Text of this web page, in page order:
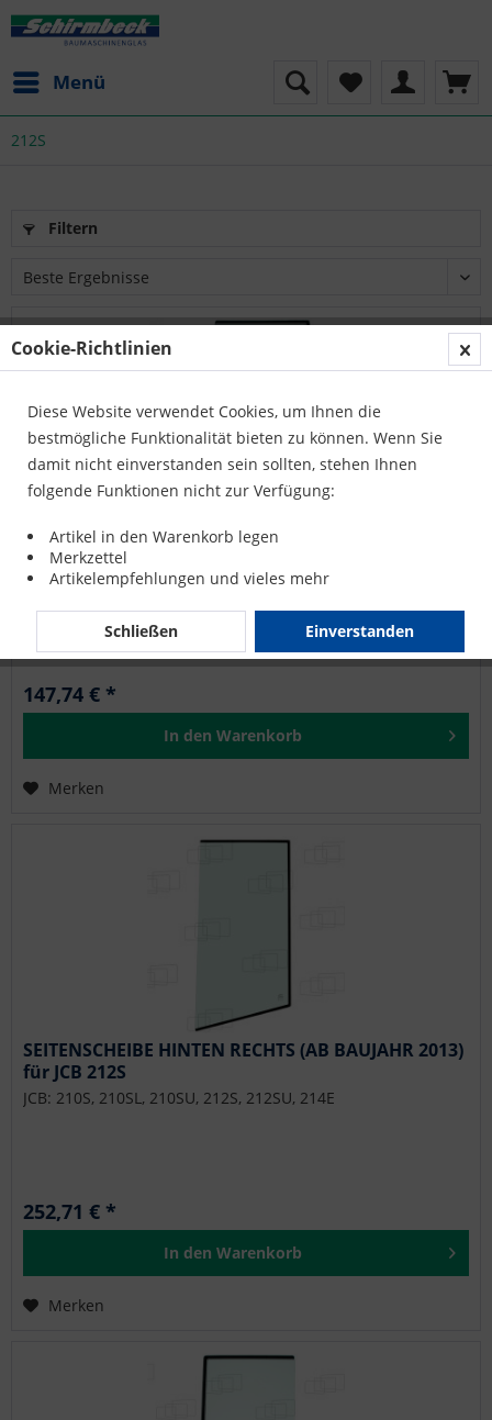
Menü
212S
Filtern
SEITENSCHEIBE HINTEN RECHTS (NUR DE 1999-2013)
für JCB 212S
JCB: 210S, 210SL, 210SU, 212S, 212SU, 214E
147,74 € *
In den Warenkorb
Merken
SEITENSCHEIBE HINTEN RECHTS (AB BAUJAHR 2013)
für JCB 212S
JCB: 210S, 210SL, 210SU, 212S, 212SU, 214E
252,71 € *
In den Warenkorb
Merken
Cookie-Richtlinien
Diese Website verwendet Cookies, um Ihnen die
bestmögliche Funktionalität bieten zu können. Wenn Sie
damit nicht einverstanden sein sollten, stehen Ihnen
folgende Funktionen nicht zur Verfügung:
Artikel in den Warenkorb legen
Merkzettel
Artikelempfehlungen und vieles mehr
Einverstanden
Schließen